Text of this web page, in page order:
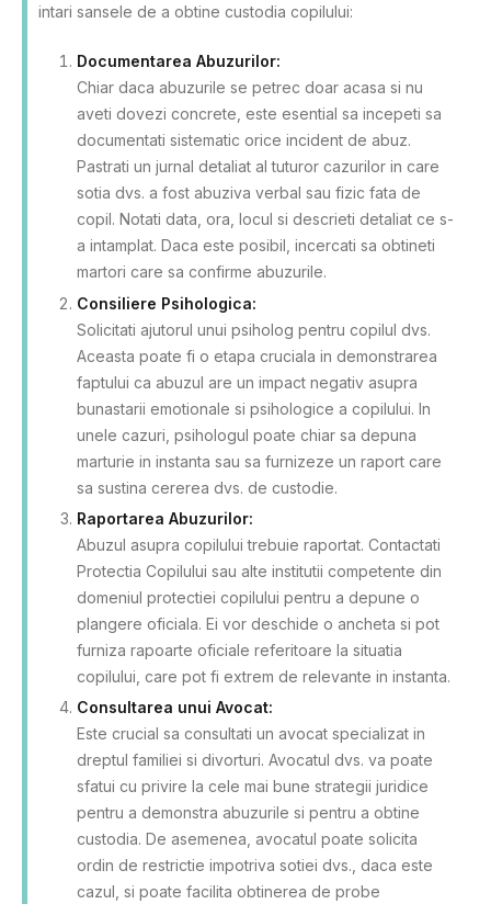
intari sansele de a obtine custodia copilului:
Documentarea Abuzurilor:
Chiar daca abuzurile se petrec doar acasa si nu
aveti dovezi concrete, este esential sa incepeti sa
documentati sistematic orice incident de abuz.
Pastrati un jurnal detaliat al tuturor cazurilor in care
sotia dvs. a fost abuziva verbal sau fizic fata de
copil. Notati data, ora, locul si descrieti detaliat ce s-
a intamplat. Daca este posibil, incercati sa obtineti
martori care sa confirme abuzurile.
Consiliere Psihologica:
Solicitati ajutorul unui psiholog pentru copilul dvs.
Aceasta poate fi o etapa cruciala in demonstrarea
faptului ca abuzul are un impact negativ asupra
bunastarii emotionale si psihologice a copilului. In
unele cazuri, psihologul poate chiar sa depuna
marturie in instanta sau sa furnizeze un raport care
sa sustina cererea dvs. de custodie.
Raportarea Abuzurilor:
Abuzul asupra copilului trebuie raportat. Contactati
Protectia Copilului sau alte institutii competente din
domeniul protectiei copilului pentru a depune o
plangere oficiala. Ei vor deschide o ancheta si pot
furniza rapoarte oficiale referitoare la situatia
copilului, care pot fi extrem de relevante in instanta.
Consultarea unui Avocat:
Este crucial sa consultati un avocat specializat in
dreptul familiei si divorturi. Avocatul dvs. va poate
sfatui cu privire la cele mai bune strategii juridice
pentru a demonstra abuzurile si pentru a obtine
custodia. De asemenea, avocatul poate solicita
ordin de restrictie impotriva sotiei dvs., daca este
cazul, si poate facilita obtinerea de probe